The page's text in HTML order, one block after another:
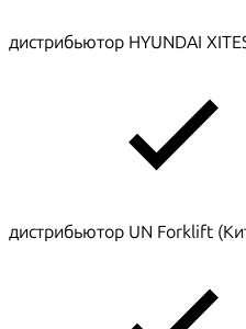
дистрибьютор HYUNDAI
дистрибьютор UN Forklift